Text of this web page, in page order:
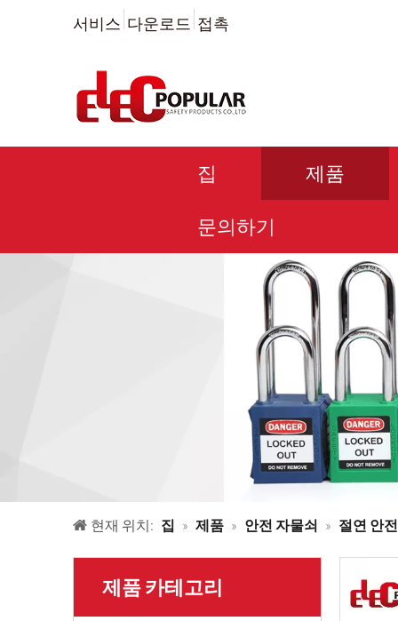
서비스 다운로드 접촉
집 제품
문의하기
현재 위치: 집 » 제품 » 안전 자물쇠 » 절연 안
제품 카테고리